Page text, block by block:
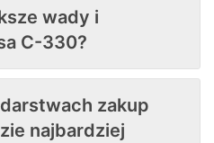
wady i
C-330?
zakup
najbardziej